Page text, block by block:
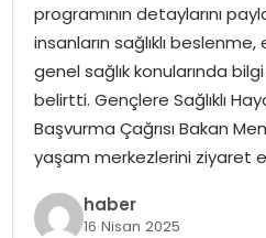
SAĞLIK
SOSYAL HABER
programının detaylarını
insanların sağlıklı
genel sağlık konularında
belirtti. Gençlere Sağlıklı
Başvurma Çağrısı Bakan
yaşam merkezlerini ziyaret
haber
16 Nisan 2025